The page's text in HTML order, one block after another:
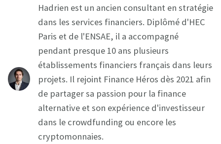
Hadrien est un ancien consultant en stratégie
dans les services financiers. Diplômé d'HEC
Paris et de l'ENSAE, il a accompagné
pendant presque 10 ans plusieurs
établissements financiers français dans leurs
projets. Il rejoint Finance Héros dès 2021 afin
de partager sa passion pour la finance
alternative et son expérience d'investisseur
dans le crowdfunding ou encore les
cryptomonnaies.